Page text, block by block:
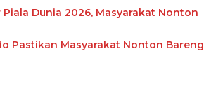
Dunia 2026, Masyarakat Nonton
Pastikan Masyarakat Nonton Bareng